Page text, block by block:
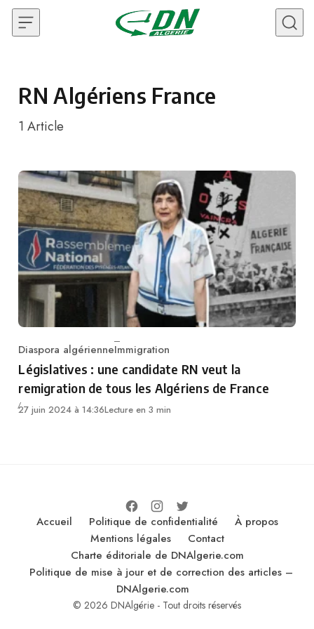
Skip to content
RN Algériens France
1 Article
Category
Diaspora algérienneImmigration
Législatives : une candidate RN veut la
remigration de tous les Algériens de France
27 juin 2024 à 14:36Lecture en 3 min
Accueil Politique de confidentialité
À propos
Mentions légales
Contact
Charte éditoriale de DNAlgerie.com
Politique de mise à jour et de correction des articles –
DNAlgerie.com
© 2026 DNAlgérie - Tout droits réservés